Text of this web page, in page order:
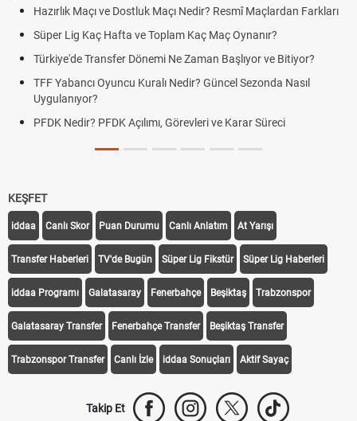
Hazırlık Maçı ve Dostluk Maçı Nedir? Resmî Maçlardan Farkları
Süper Lig Kaç Hafta ve Toplam Kaç Maç Oynanır?
Türkiye'de Transfer Dönemi Ne Zaman Başlıyor ve Bitiyor?
TFF Yabancı Oyuncu Kuralı Nedir? Güncel Sezonda Nasıl
Uygulanıyor?
PFDK Nedir? PFDK Açılımı, Görevleri ve Karar Süreci
KEŞFET
iddaa Canlı Skor Puan Durumu Canlı Anlatım At Yarışı
Transfer Haberleri TV'de Bugün Süper Lig Fikstür Süper Lig Haberleri
iddaa Programı Galatasaray Fenerbahçe Beşiktaş Trabzonspor
Galatasaray Transfer Fenerbahçe Transfer Beşiktaş Transfer
Trabzonspor Transfer Canlı İzle iddaa Sonuçları Aktif Sayaç
Takip Et